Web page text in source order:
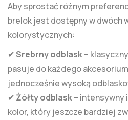
Aby sprostać różnym
brelok jest dostępny w dwóch
kolorystycznych:
✔Srebrny odblask–
pasuje do każdego
jednocześnie wysoką
✔ Żółty odblask– intensywny
kolor, który jeszcze bardziej